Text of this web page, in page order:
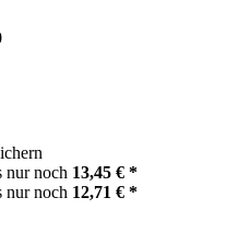
nur noch 13,45 € *
nur noch 12,71 € *